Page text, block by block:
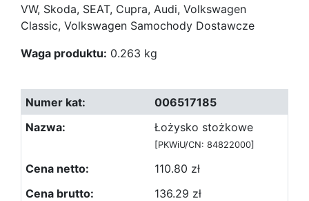
VW, Skoda, SEAT, Cupra, Audi, Volkswagen
Classic, Volkswagen Samochody Dostawcze
Waga produktu: 0.263 kg
006517185
Łożysko stożkowe
[PKWiU/CN: 84822000]
110.80 zł
136.29 zł